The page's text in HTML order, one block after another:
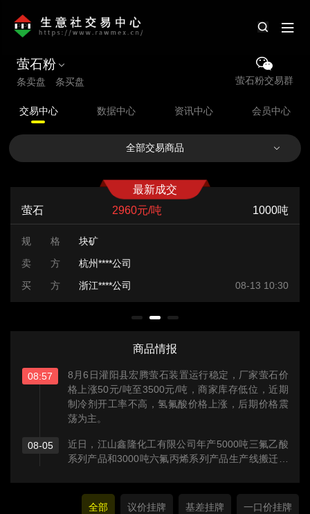
萤石粉
条卖盘 条买盘 萤石粉交易群
交易中心 数据中心 资讯中心 会员中心
全部交易商品
最新成交
萤石
2960元/吨 1000吨
规 格
块矿
卖 方
杭州****公司
买 方
浙江****公司 08-13 10:30
商品情报
08:57
8月6日灌阳县宏腾萤石装置运行稳定，厂家萤石价
格上涨50元/吨至3500元/吨，商家库存低位，近期
制冷剂开工率不高，氢氟酸价格上涨，后期价格震
荡为主。
08-05
近日，江山鑫隆化工有限公司年产5000吨三氟乙酸
系列产品和3000吨六氟丙烯系列产品生产线搬迁技
全部 议价挂牌 基差挂牌 一口价挂牌